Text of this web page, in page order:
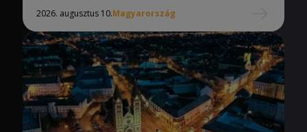
2026. augusztus 10.Magyarország